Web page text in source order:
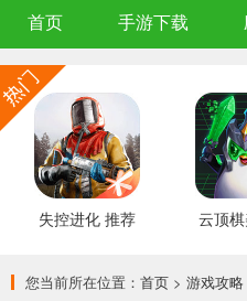
首页 手游下载
失控进化 推荐
您当前所在位置： 首页 > 游戏攻略